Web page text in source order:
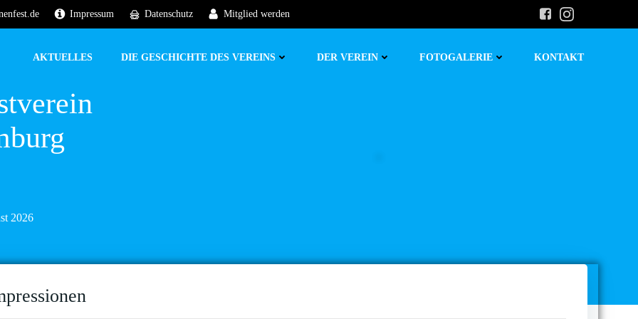
Impressum Datenschutz Mitglied werden
AKTUELLES DIE GESCHICHTE DES VEREINS DER VEREIN FOTOGALERIE KONTAKT
2026